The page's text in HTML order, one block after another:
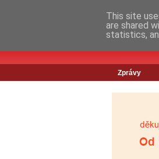
Zprávy
This site
are shared
statistics,